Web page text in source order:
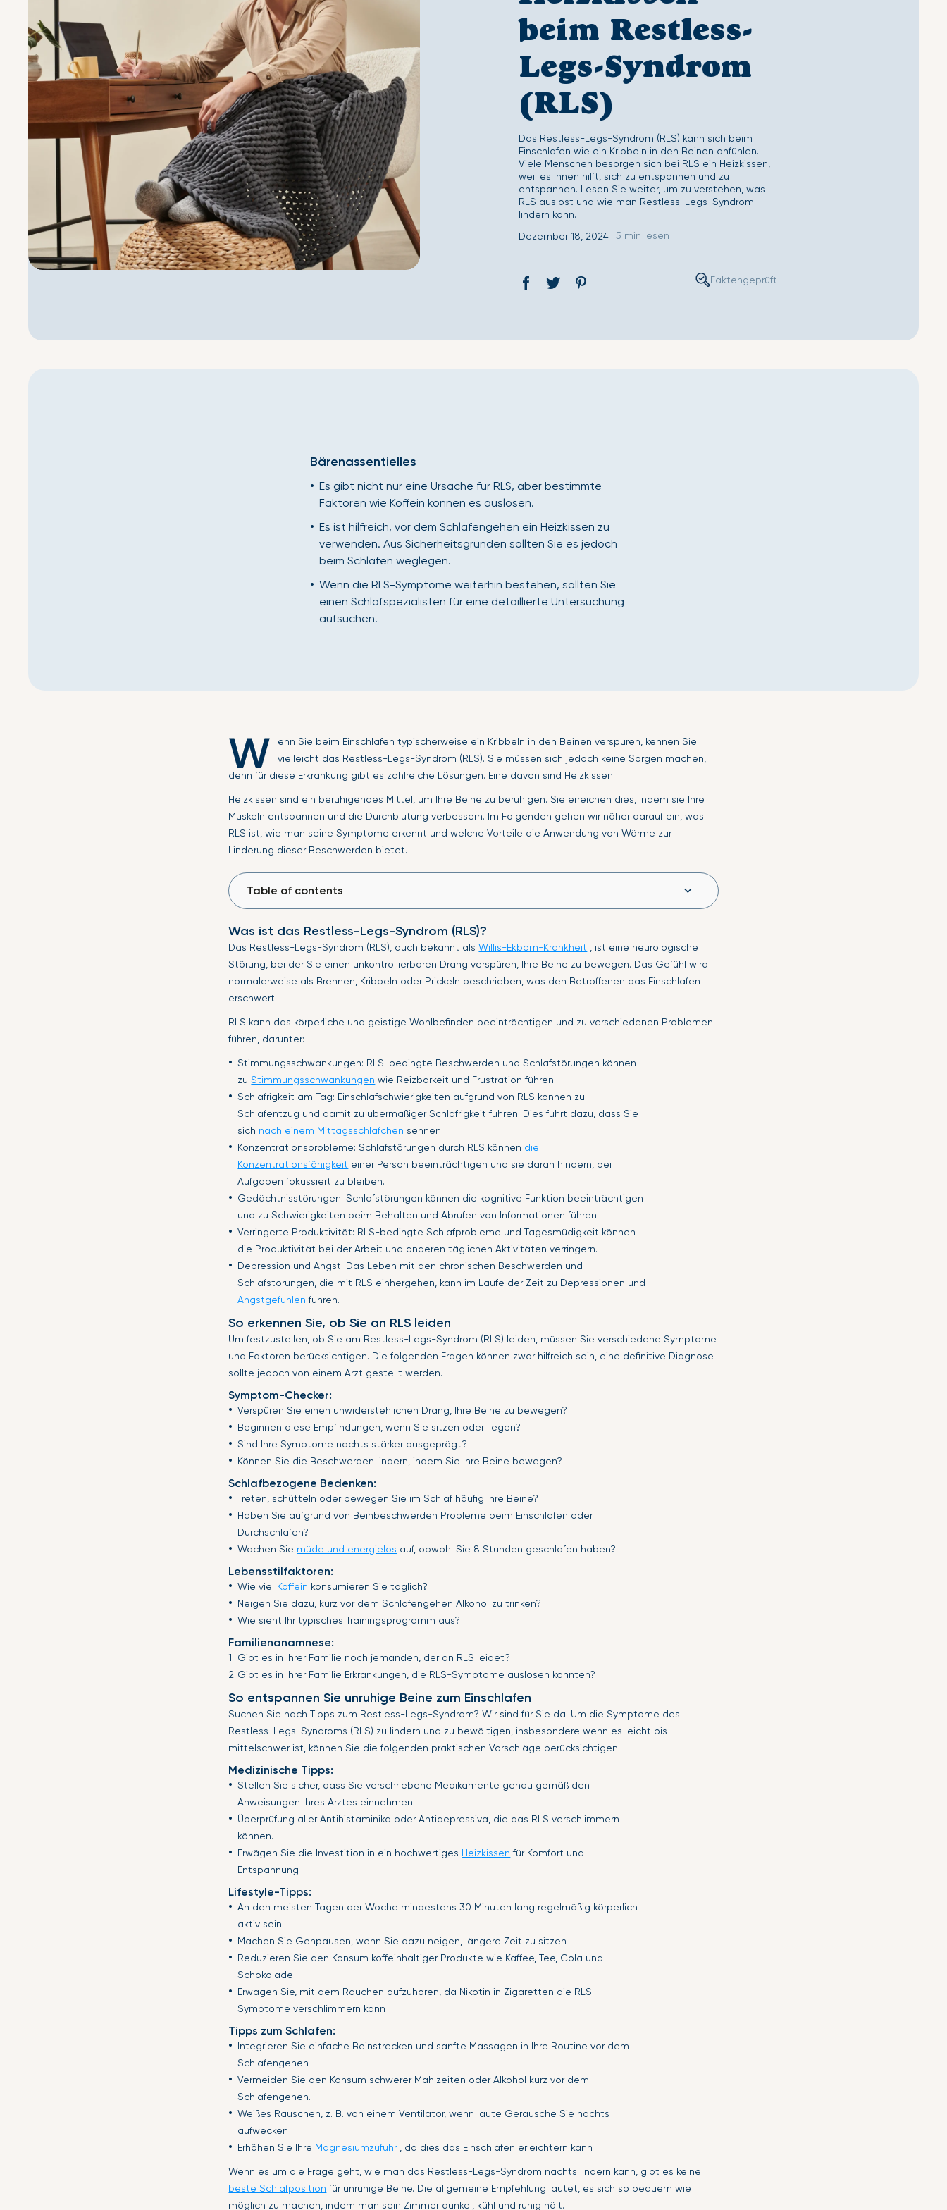
Second Skin Deckenbezug-Set
beim Restless-
Legs-Syndrom
(RLS)
Das Restless-Legs-Syndrom (RLS) kann sich beim
Einschlafen wie ein Kribbeln in den Beinen anfühlen.
Viele Menschen besorgen sich bei RLS ein Heizkissen,
weil es ihnen hilft, sich zu entspannen und zu
entspannen. Lesen Sie weiter, um zu verstehen, was
RLS auslöst und wie man Restless-Legs-Syndrom
lindern kann.
Dezember 18, 2024
5 min lesen
Auf
Öffnet
Tweet
Öffnet
Faktengeprüft
Bärenassentielles
Es gibt nicht nur eine Ursache für RLS, aber bestimmte
Faktoren wie Koffein können es auslösen.
Es ist hilfreich, vor dem Schlafengehen ein Heizkissen zu
verwenden. Aus Sicherheitsgründen sollten Sie es jedoch
beim Schlafen weglegen.
Wenn die RLS-Symptome weiterhin bestehen, sollten Sie
einen Schlafspezialisten für eine detaillierte Untersuchung
aufsuchen.
W
enn Sie beim Einschlafen typischerweise ein Kribbeln in den Beinen verspüren, kennen Sie
vielleicht das Restless-Legs-Syndrom (RLS). Sie müssen sich jedoch keine Sorgen machen,
denn für diese Erkrankung gibt es zahlreiche Lösungen. Eine davon sind Heizkissen.
Heizkissen sind ein beruhigendes Mittel, um Ihre Beine zu beruhigen. Sie erreichen dies, indem sie Ihre
Muskeln entspannen und die Durchblutung verbessern. Im Folgenden gehen wir näher darauf ein, was
RLS ist, wie man seine Symptome erkennt und welche Vorteile die Anwendung von Wärme zur
Linderung dieser Beschwerden bietet.
Table of contents
Was ist das Restless-Legs-Syndrom (RLS)?
Das Restless-Legs-Syndrom (RLS), auch bekannt alsWillis-Ekbom-Krankheit , ist eine neurologische
Störung, bei der Sie einen unkontrollierbaren Drang verspüren, Ihre Beine zu bewegen. Das Gefühl wird
normalerweise als Brennen, Kribbeln oder Prickeln beschrieben, was den Betroffenen das Einschlafen
erschwert.
RLS kann das körperliche und geistige Wohlbefinden beeinträchtigen und zu verschiedenen Problemen
führen, darunter:
Stimmungsschwankungen: RLS-bedingte Beschwerden und Schlafstörungen können
zuStimmungsschwankungen wie Reizbarkeit und Frustration führen.
Schläfrigkeit am Tag: Einschlafschwierigkeiten aufgrund von RLS können zu
Schlafentzug und damit zu übermäßiger Schläfrigkeit führen. Dies führt dazu, dass Sie
sich nach einem Mittagsschläfchen sehnen.
Konzentrationsprobleme: Schlafstörungen durch RLS können die
Konzentrationsfähigkeit einer Person beeinträchtigen und sie daran hindern, bei
Aufgaben fokussiert zu bleiben.
Gedächtnisstörungen: Schlafstörungen können die kognitive Funktion beeinträchtigen
und zu Schwierigkeiten beim Behalten und Abrufen von Informationen führen.
Verringerte Produktivität: RLS-bedingte Schlafprobleme und Tagesmüdigkeit können
die Produktivität bei der Arbeit und anderen täglichen Aktivitäten verringern.
Depression und Angst: Das Leben mit den chronischen Beschwerden und
Schlafstörungen, die mit RLS einhergehen, kann im Laufe der Zeit zu Depressionen und
Angstgefühlen führen.
So erkennen Sie, ob Sie an RLS leiden
Um festzustellen, ob Sie am Restless-Legs-Syndrom (RLS) leiden, müssen Sie verschiedene Symptome
und Faktoren berücksichtigen. Die folgenden Fragen können zwar hilfreich sein, eine definitive Diagnose
sollte jedoch von einem Arzt gestellt werden.
Symptom-Checker:
Verspüren Sie einen unwiderstehlichen Drang, Ihre Beine zu bewegen?
Beginnen diese Empfindungen, wenn Sie sitzen oder liegen?
Sind Ihre Symptome nachts stärker ausgeprägt?
Können Sie die Beschwerden lindern, indem Sie Ihre Beine bewegen?
Schlafbezogene Bedenken:
Treten, schütteln oder bewegen Sie im Schlaf häufig Ihre Beine?
Haben Sie aufgrund von Beinbeschwerden Probleme beim Einschlafen oder
Durchschlafen?
Wachen Sie müde und energielos auf, obwohl Sie 8 Stunden geschlafen haben?
Lebensstilfaktoren:
Wie viel Koffein konsumieren Sie täglich?
Neigen Sie dazu, kurz vor dem Schlafengehen Alkohol zu trinken?
Wie sieht Ihr typisches Trainingsprogramm aus?
Familienanamnese:
Gibt es in Ihrer Familie noch jemanden, der an RLS leidet?
Gibt es in Ihrer Familie Erkrankungen, die RLS-Symptome auslösen könnten?
So entspannen Sie unruhige Beine zum Einschlafen
Suchen Sie nach Tipps zum Restless-Legs-Syndrom? Wir sind für Sie da. Um die Symptome des
Restless-Legs-Syndroms (RLS) zu lindern und zu bewältigen, insbesondere wenn es leicht bis
mittelschwer ist, können Sie die folgenden praktischen Vorschläge berücksichtigen:
Medizinische Tipps:
Stellen Sie sicher, dass Sie verschriebene Medikamente genau gemäß den
Anweisungen Ihres Arztes einnehmen.
Überprüfung aller Antihistaminika oder Antidepressiva, die das RLS verschlimmern
können.
Erwägen Sie die Investition in ein hochwertiges Heizkissen für Komfort und
Entspannung
Lifestyle-Tipps:
An den meisten Tagen der Woche mindestens 30 Minuten lang regelmäßig körperlich
aktiv sein
Machen Sie Gehpausen, wenn Sie dazu neigen, längere Zeit zu sitzen
Reduzieren Sie den Konsum koffeinhaltiger Produkte wie Kaffee, Tee, Cola und
Schokolade
Erwägen Sie, mit dem Rauchen aufzuhören, da Nikotin in Zigaretten die RLS-
Symptome verschlimmern kann
Tipps zum Schlafen:
Integrieren Sie einfache Beinstrecken und sanfte Massagen in Ihre Routine vor dem
Schlafengehen
Vermeiden Sie den Konsum schwerer Mahlzeiten oder Alkohol kurz vor dem
Schlafengehen.
Weißes Rauschen, z. B. von einem Ventilator, wenn laute Geräusche Sie nachts
aufwecken
Erhöhen Sie Ihre Magnesiumzufuhr, da dies das Einschlafen erleichtern kann
Wenn es um die Frage geht, wie man das Restless-Legs-Syndrom nachts lindern kann, gibt es keine
beste Schlafposition für unruhige Beine. Die allgemeine Empfehlung lautet, es sich so bequem wie
möglich zu machen, indem man sein Zimmer dunkel, kühl und ruhig hält.